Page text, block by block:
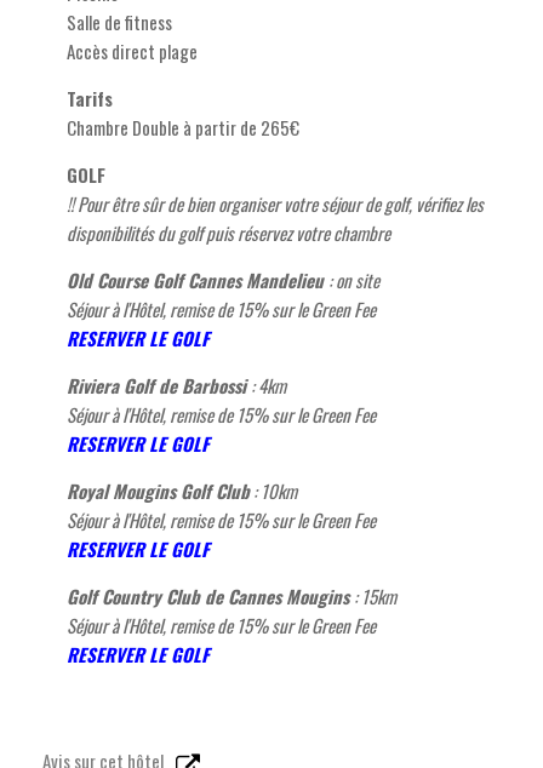
Salle de fitness
Accès direct plage
Tarifs
Chambre Double à partir de 265€
GOLF
!! Pour être sûr de bien organiser votre séjour de golf, vérifiez les
disponibilités du golf puis réservez votre chambre
Old Course Golf Cannes Mandelieu: on site
Séjour à l'Hôtel, remise de 15% sur le Green Fee
RESERVER LE GOLF
Riviera Golf de Barbossi: 4km
Séjour à l'Hôtel, remise de 15% sur le Green Fee
RESERVER LE GOLF
Royal Mougins Golf Club: 10km
Séjour à l'Hôtel, remise de 15% sur le Green Fee
RESERVER LE GOLF
Golf Country Club de Cannes Mougins: 15km
Séjour à l'Hôtel, remise de 15% sur le Green Fee
RESERVER LE GOLF
Avis sur cet hôtel